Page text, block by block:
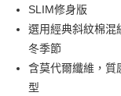
華南商業銀行
上海商業儲蓄銀行
國泰世華商業銀行
臺灣中小企業銀行
匯豐（台灣）商業銀行
華南商業銀行
上海商業儲蓄銀行
國泰世華商業銀行
臺灣中小企業銀行
LINE Pay
Apple Pay
街口支付
SLIM修身版
選用經典斜紋棉混
冬季節
含莫代爾纖維，質
型